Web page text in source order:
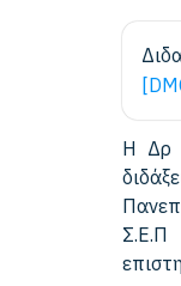
Η Δρ
Σ.Ε.Π